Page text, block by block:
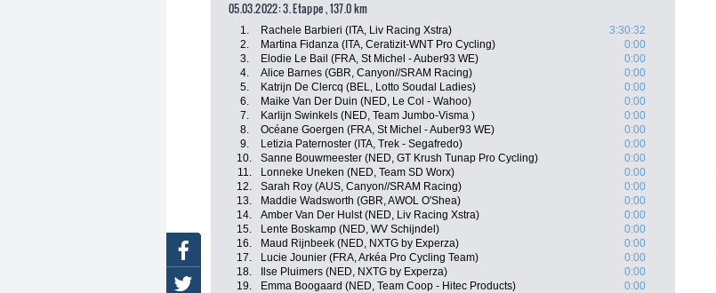
05.03.2022: 3. Etappe , 137.0 km
1. Rachele Barbieri (ITA, Liv Racing Xstra)
3:30:32
2.
Martina Fidanza (ITA, Ceratizit-WNT Pro Cycling)
0:00
3.
Elodie Le Bail (FRA, St Michel - Auber93 WE)
0:00
4.
Alice Barnes (GBR, Canyon//SRAM Racing)
0:00
5.
Katrijn De Clercq (BEL, Lotto Soudal Ladies)
0:00
6.
Maike Van Der Duin (NED, Le Col - Wahoo)
0:00
7.
Karlijn Swinkels (NED, Team Jumbo-Visma )
0:00
8.
Océane Goergen (FRA, St Michel - Auber93 WE)
0:00
9.
Letizia Paternoster (ITA, Trek - Segafredo)
0:00
10.
Sanne Bouwmeester (NED, GT Krush Tunap Pro Cycling)
0:00
11.
Lonneke Uneken (NED, Team SD Worx)
0:00
12.
Sarah Roy (AUS, Canyon//SRAM Racing)
0:00
13.
Maddie Wadsworth (GBR, AWOL O'Shea)
0:00
14.
Amber Van Der Hulst (NED, Liv Racing Xstra)
0:00
15.
Lente Boskamp (NED, WV Schijndel)
0:00
16.
Maud Rijnbeek (NED, NXTG by Experza)
0:00
17.
Lucie Jounier (FRA, Arkéa Pro Cycling Team)
0:00
18.
Ilse Pluimers (NED, NXTG by Experza)
0:00
19.
Emma Boogaard (NED, Team Coop - Hitec Products)
0:00
Facebook
Twitter